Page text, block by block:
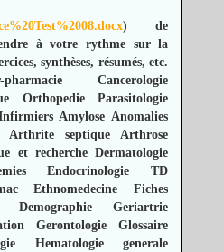
) de
à votre rythme sur la
synthèses, résumés, etc.
pharmacie
Cancerologie
Orthopedie
Parasitologie
Amylose Anomalies
Arthrite septique
Arthrose
et recherche Dermatologie
Endocrinologie TD
Ethnomedecine
Fiches
Demographie
Geriartrie
Gerontologie
Glossaire
Hematologie generale